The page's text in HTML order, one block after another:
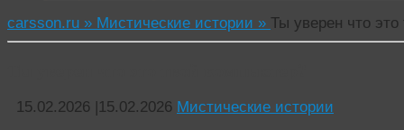
carsson.ru » Мистические истории » Ты уверен что
15.02.2026 |15.02.2026 Мистические истории